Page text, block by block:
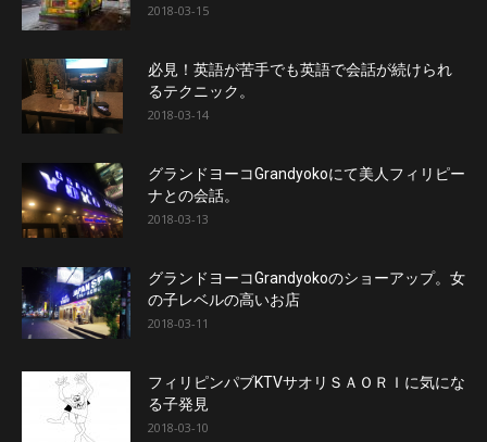
2018-03-15
必見！英語が苦手でも英語で会話が続けられ
るテクニック。
2018-03-14
グランドヨーコGrandyokoにて美人フィリピー
ナとの会話。
2018-03-13
グランドヨーコGrandyokoのショーアップ。女
の子レベルの高いお店
2018-03-11
フィリピンパブKTVサオリＳＡＯＲＩに気にな
る子発見
2018-03-10